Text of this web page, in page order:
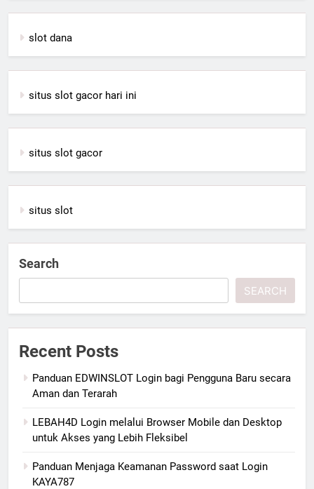
slot dana
situs slot gacor hari ini
situs slot gacor
situs slot
Search
SEARCH
Recent Posts
Panduan EDWINSLOT Login bagi Pengguna Baru secara
Aman dan Terarah
LEBAH4D Login melalui Browser Mobile dan Desktop
untuk Akses yang Lebih Fleksibel
Panduan Menjaga Keamanan Password saat Login
KAYA787